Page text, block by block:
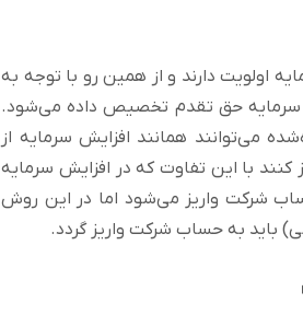
اولویت دارند و از همین رو با توجه به
سرمایه حق تقدم تخصیص داده می‌شود.
می‌توانند همانند افزایش سرمایه از
با این تفاوت که در افزایش سرمایه
شرکت واریز می‌شود اما در این روش
باید به حساب شرکت واریز گردد.